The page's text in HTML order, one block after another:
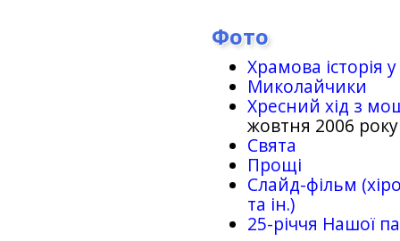
Фото
Храмова історія
Миколайчики
Хресний хід з
жовтня 2006 року
Свята
Прощі
Слайд-фільм
та ін.)
25-рiччя Нашої